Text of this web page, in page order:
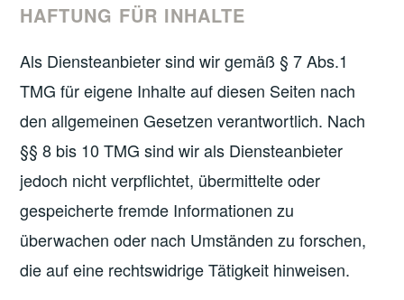
HAFTUNG FÜR INHALTE
Als Diensteanbieter sind wir gemäß § 7 Abs.1
TMG für eigene Inhalte auf diesen Seiten nach
den allgemeinen Gesetzen verantwortlich. Nach
§§ 8 bis 10 TMG sind wir als Diensteanbieter
jedoch nicht verpflichtet, übermittelte oder
gespeicherte fremde Informationen zu
überwachen oder nach Umständen zu forschen,
die auf eine rechtswidrige Tätigkeit hinweisen.